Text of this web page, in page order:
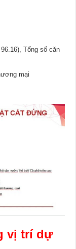
Tổng số căn
mại
vị trí dự